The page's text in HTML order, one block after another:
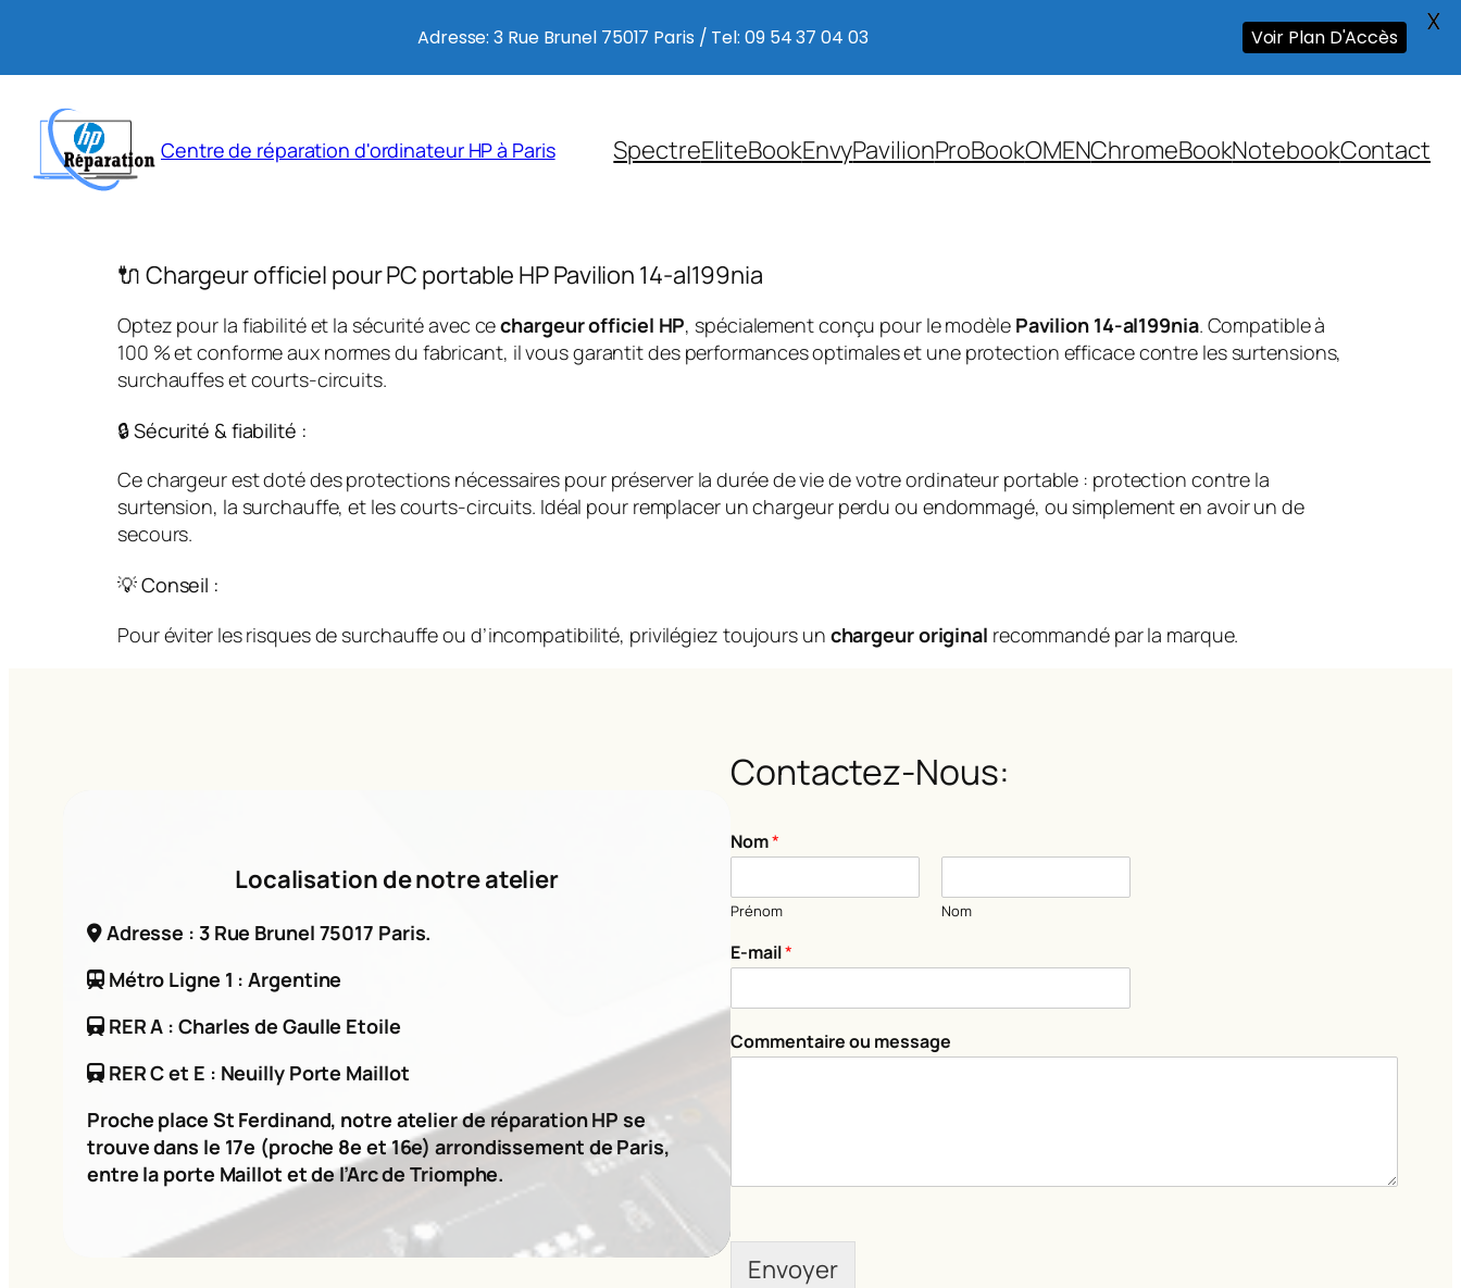
contenu
Centre de réparation d'ordinateur HP à Paris SpectreEliteBookEnvyPavilionProBookOMENChromeBookNotebookContact
🔌 Chargeur officiel pour PC portable HP Pavilion 14-al199nia
Optez pour la fiabilité et la sécurité avec cechargeur officiel HP, spécialement conçu pour le modèle Pavilion 14-al199nia. Compatible à
100 % et conforme aux normes du fabricant, il vous garantit des performances optimales et une protection efficace contre les surtensions,
surchauffes et courts-circuits.
🔒 Sécurité & fiabilité :
Ce chargeur est doté des protections nécessaires pour préserver la durée de vie de votre ordinateur portable : protection contre la
surtension, la surchauffe, et les courts-circuits. Idéal pour remplacer un chargeur perdu ou endommagé, ou simplement en avoir un de
secours.
💡 Conseil :
Pour éviter les risques de surchauffe ou d’incompatibilité, privilégiez toujours un chargeur original recommandé par la marque.
Localisation de notre atelier
Adresse : 3 Rue Brunel 75017 Paris.
Métro Ligne 1 : Argentine
RER A : Charles de Gaulle Etoile
RER C et E : Neuilly Porte Maillot
Proche place St Ferdinand, notre atelier de réparation HP se
trouve dans le 17e (proche 8e et 16e) arrondissement de Paris,
entre la porte Maillot et de l’Arc de Triomphe.
Contactez-Nous:
*
o
C
o
m
m
n
a
Nom*
Prénom Nom
E-mail*
Commentaire ou message
Envoyer
Adresse: 3 Rue Brunel 75017 Paris / Tel: 09 54 37 04 03 Voir Plan D'Accès X